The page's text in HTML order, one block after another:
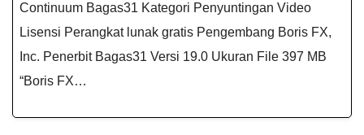
Continuum Bagas31 Kategori Penyuntingan Video
Lisensi Perangkat lunak gratis Pengembang Boris FX,
Inc. Penerbit Bagas31 Versi 19.0 Ukuran File 397 MB
“Boris FX…